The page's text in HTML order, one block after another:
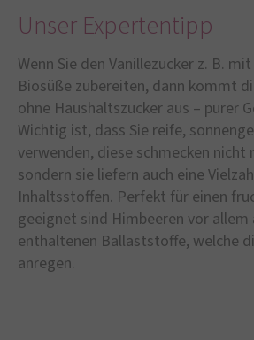
Unser Expertentipp
Wenn Sie den Vanillezucker z. B.
Biosüße zubereiten, dann kommt
ohne Haushaltszucker aus – purer
Wichtig ist, dass Sie reife,
verwenden, diese schmecken nicht
sondern sie liefern auch eine
Inhaltsstoffen. Perfekt für einen
geeignet sind Himbeeren vor
enthaltenen Ballaststoffe, welche
anregen.